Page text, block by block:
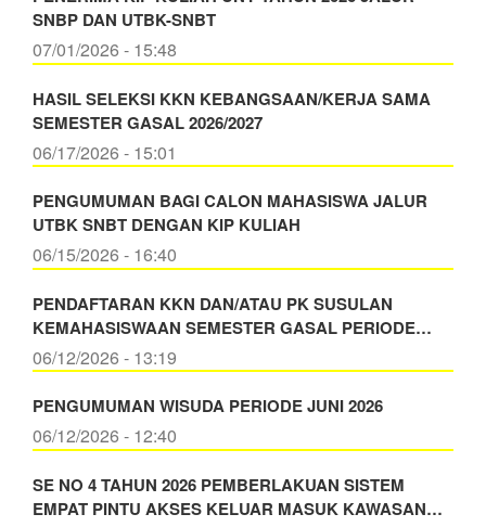
SNBP DAN UTBK-SNBT
07/01/2026 - 15:48
HASIL SELEKSI KKN KEBANGSAAN/KERJA SAMA
SEMESTER GASAL 2026/2027
06/17/2026 - 15:01
PENGUMUMAN BAGI CALON MAHASISWA JALUR
UTBK SNBT DENGAN KIP KULIAH
06/15/2026 - 16:40
PENDAFTARAN KKN DAN/ATAU PK SUSULAN
KEMAHASISWAAN SEMESTER GASAL PERIODE…
06/12/2026 - 13:19
PENGUMUMAN WISUDA PERIODE JUNI 2026
06/12/2026 - 12:40
SE NO 4 TAHUN 2026 PEMBERLAKUAN SISTEM
EMPAT PINTU AKSES KELUAR MASUK KAWASAN…